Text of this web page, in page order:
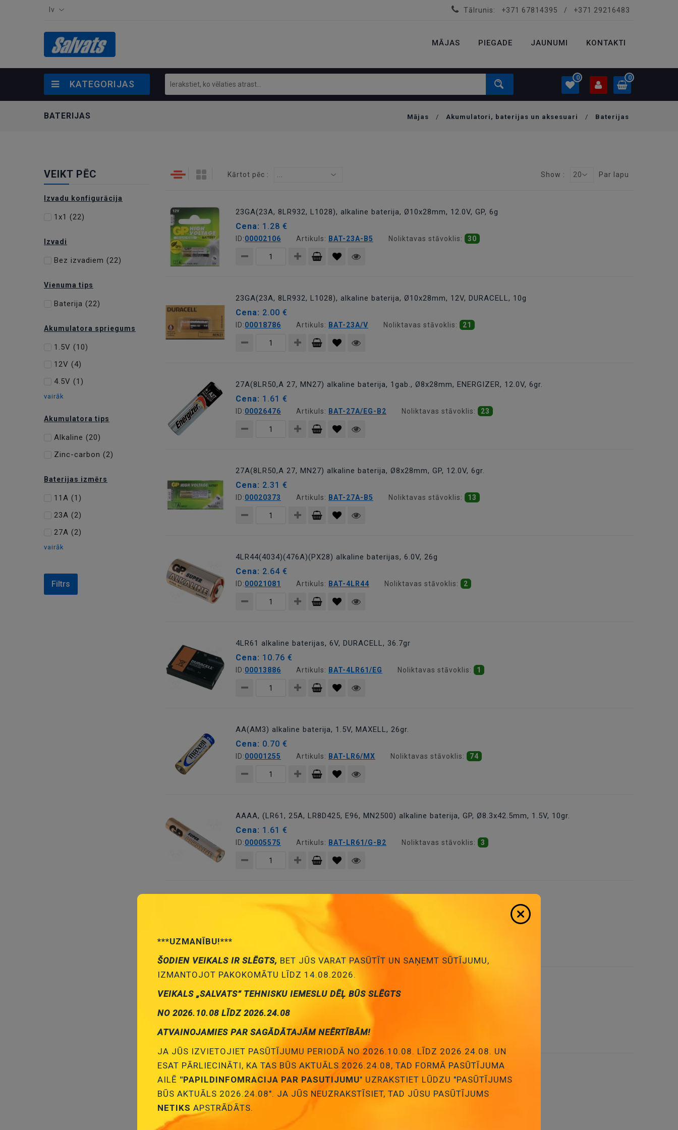
lv Tālrunis: +371 67814395 / +371 29216483
MĀJAS PIEGADE JAUNUMI KONTAKTI
KATEGORIJAS
0 0
Ielogoties
BATERIJAS Mājas / Akumulatori, baterijas un aksesuari / Baterijas
VEIKT PĒC
Izvadu konfigurācija
1x1 (22)
Izvadi
Bez izvadiem (22)
Vienuma tips
Baterija (22)
Akumulatora spriegums
1.5V (10)
12V (4)
4.5V (1)
vairāk
Akumulatora tips
Alkaline (20)
Zinc-carbon (2)
Baterijas izmērs
11A (1)
23A (2)
27A (2)
vairāk
Filtrs
Kārtot pēc : Show : 20 Par lapu
23GA(23A, 8LR932, L1028), alkaline baterija, Ø10x28mm, 12.0V, GP, 6g
Cena: 1.28 €
ID:00002106 Artikuls: BAT-23A-B5 Noliktavas stāvoklis: 30
23GA(23A, 8LR932, L1028), alkaline baterija, Ø10x28mm, 12V, DURACELL, 10g
Cena: 2.00 €
ID:00018786 Artikuls: BAT-23A/V Noliktavas stāvoklis: 21
27A(8LR50,A 27, MN27) alkaline baterija, 1gab., Ø8x28mm, ENERGIZER, 12.0V, 6gr.
Cena: 1.61 €
ID:00026476 Artikuls: BAT-27A/EG-B2 Noliktavas stāvoklis: 23
27A(8LR50,A 27, MN27) alkaline baterija, Ø8x28mm, GP, 12.0V, 6gr.
Cena: 2.31 €
ID:00020373 Artikuls: BAT-27A-B5 Noliktavas stāvoklis: 13
4LR44(4034)(476A)(PX28) alkaline baterijas, 6.0V, 26g
Cena: 2.64 €
ID:00021081 Artikuls: BAT-4LR44 Noliktavas stāvoklis: 2
4LR61 alkaline baterijas, 6V, DURACELL, 36.7gr
Cena: 10.76 €
ID:00013886 Artikuls: BAT-4LR61/EG Noliktavas stāvoklis: 1
AA(AM3) alkaline baterija, 1.5V, MAXELL, 26gr.
Cena: 0.70 €
ID:00001255 Artikuls: BAT-LR6/MX Noliktavas stāvoklis: 74
AAAA, (LR61, 25A, LR8D425, E96, MN2500) alkaline baterija, GP, Ø8.3x42.5mm, 1.5V, 10gr.
Cena: 1.61 €
ID:00005575 Artikuls: BAT-LR61/G-B2 Noliktavas stāvoklis: 3
grozam
GP11A, alkaline baterija, Ø10x16V, 6.0V 30g
2.16 €
Noliktavas stāvoklis:
Pievienot
S9V, alkaline baterija, 6F22, "krona", GP, 45.3gr
ID:00024559
Pievienot
grozam
S9V, alkaline baterija, 6F22, "krona", industriāls izpildījums, ENERGIZER, 55.3gr
Cena:2.76 €
***UZMANĪBU!***
ŠODIEN VEIKALS IR SLĒGTS, BET JŪS VARAT PASŪTĪT UN SAŅEMT SŪTĪJUMU,
IZMANTOJOT PAKOKOMĀTU LĪDZ 14.08.2026.
VEIKALS „SALVATS” TEHNISKU IEMESLU DĒĻ BŪS SLĒGTS
NO 2026.10.08 LĪDZ 2026.24.08
ATVAINOJAMIES PAR SAGĀDĀTAJĀM NEĒRTĪBĀM!
JA JŪS IZVIETOJIET PASŪTĪJUMU PERIODĀ NO 2026.10.08. LĪDZ 2026.24.08. UN
ESAT PĀRLIECINĀTI, KA TAS BŪS AKTUĀLS 2026.24.08, TAD FORMĀ PASŪTĪJUMA
AILĒ "PAPILDINFOMRACIJA PAR PASUTIJUMU" UZRAKSTIET LŪDZU "PASŪTĪJUMS
BŪS AKTUĀLS 2026.24.08". JA JŪS NEUZRAKSTĪSIET, TAD JŪSU PASŪTĪJUMS
NETIKS APSTRĀDĀTS.